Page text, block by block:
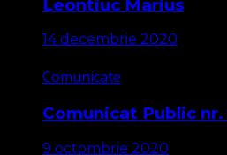
Leontiuc Marius
14 decembrie 2020
Comunicate
Comunicat Public
9 octombrie 2020